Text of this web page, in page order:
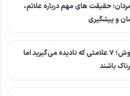
حقیقت های مهم درباره علائم،
و پیشگیری
کبد چرب خاموش؛ ۷ علامتی که نادیده می‌گیرید اما
باشند